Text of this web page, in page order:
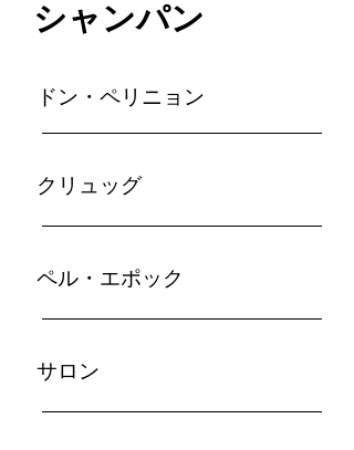
シャンパン
ドン・ペリニョン
クリュッグ
ペル・エポック
サロン